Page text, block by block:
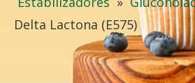
Delta Lactona (E575)